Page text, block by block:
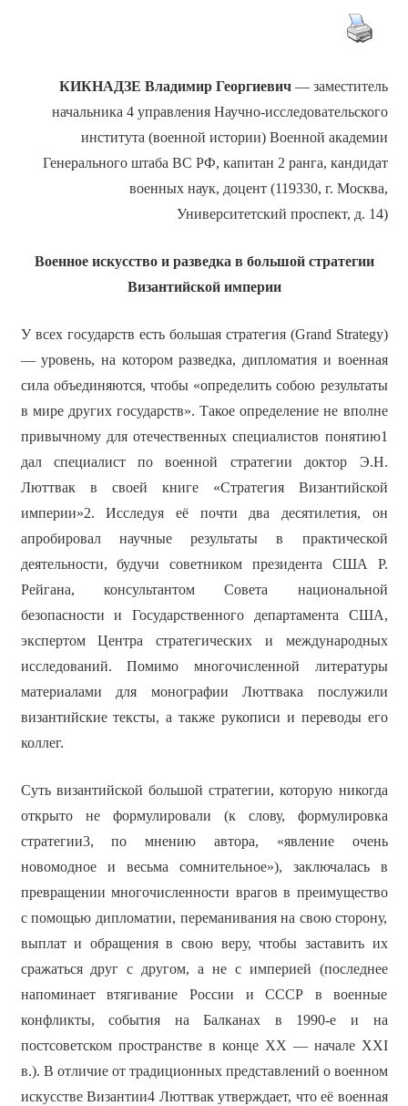
КИКНАДЗЕ Владимир Георгиевич— заместитель
начальника 4 управления Научно-исследовательского
института (военной истории) Военной академии
Генерального штаба ВС РФ, капитан 2 ранга, кандидат
военных наук, доцент (119330, г. Москва,
Университетский проспект, д. 14)
Военное искусство и разведка в большой стратегии
Византийской империи
У всех государств есть большая стратегия (Grand Strategy)
— уровень, на котором разведка, дипломатия и военная
сила объединяются, чтобы «определить собою результаты
в мире других государств». Такое определение не вполне
привычному для отечественных специалистов понятию1
дал специалист по военной стратегии доктор Э.Н.
Люттвак в своей книге «Стратегия Византийской
империи»2. Исследуя её почти два десятилетия, он
апробировал научные результаты в практической
деятельности, будучи советником президента США Р.
Рейгана, консультантом Совета национальной
безопасности и Государственного департамента США,
экспертом Центра стратегических и международных
исследований. Помимо многочисленной литературы
материалами для монографии Люттвака послужили
византийские тексты, а также рукописи и переводы его
коллег.
Суть византийской большой стратегии, которую никогда
открыто не формулировали (к слову, формулировка
стратегии3, по мнению автора, «явление очень
новомодное и весьма сомнительное»), заключалась в
превращении многочисленности врагов в преимущество
с помощью дипломатии, переманивания на свою сторону,
выплат и обращения в свою веру, чтобы заставить их
сражаться друг с другом, а не с империей (последнее
напоминает втягивание России и СССР в военные
конфликты, события на Балканах в 1990-е и на
постсоветском пространстве в конце ХХ — начале XXI
в.). В отличие от традиционных представлений о военном
искусстве Византии4 Люттвак утверждает, что её военная